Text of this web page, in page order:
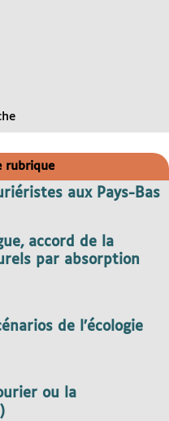
rubrique
aux Pays-Bas
accord de la
par absorption
de l’écologie
ou la